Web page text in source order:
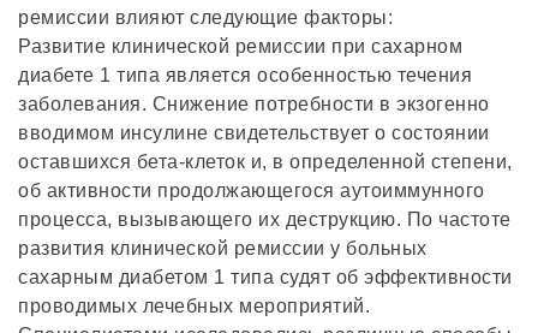
ремиссии влияют следующие факторы:
Развитие клинической ремиссии при сахарном
диабете 1 типа является особенностью течения
заболевания. Снижение потребности в экзогенно
вводимом инсулине свидетельствует о состоянии
оставшихся бета-клеток и, в определенной степени,
об активности продолжающегося аутоиммунного
процесса, вызывающего их деструкцию. По частоте
развития клинической ремиссии у больных
сахарным диабетом 1 типа судят об эффективности
проводимых лечебных мероприятий.